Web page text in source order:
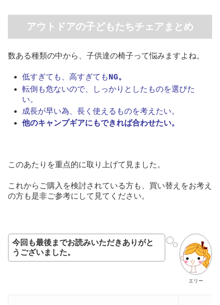
アウトドアの子どもたちチェアまとめ
数ある種類の中から、子供達の椅子って悩みますよね。
低すぎても、高すぎてもNG。
転倒も危ないので、しっかりとしたものを選びた
い。
成長が早い為、長く使えるものを考えたい。
他のキャンプギアにもできれば合わせたい。
このあたりを重点的に取り上げて見ました。
これからご購入を検討されている方も、買い替えをお考え
の方も是非ご参考にして見てください。
エリー
今回も最後までお読みいただきありがと
うございました。